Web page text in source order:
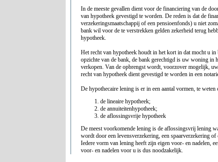
In de meeste gevallen dient voor de financiering van de
van hypotheek gevestigd te worden. De reden is dat de
verzekeringsmaatschappij of een pensioenfonds) u niet
bank wil voor de te verstrekken gelden zekerheid terug
hypotheek.
Het recht van hypotheek houdt in het kort in dat mocht u in
opzichte van de bank, de bank gerechtigd is uw woning in
verkopen. Van de opbrengst wordt, voorzover mogelijk,
recht van hypotheek dient gevestigd te worden in een
De hypothecaire lening is er in een aantal vormen, te weten
de lineaire hypotheek;
de annuiteitenhypotheek;
de aflossingsvrije hypotheek
De meest voorkomende lening is de aflossingsvrij lening
wordt door een levensverzekering, een spaarverzekering
Iedere vorm van lening heeft zijn eigen voor- en nadelen,
voor- en nadelen voor u is dus noodzakelijk.